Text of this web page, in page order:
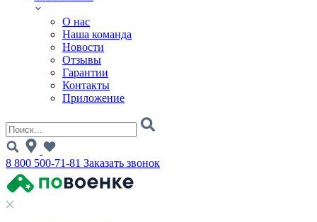
О нас
Наша команда
Новости
Отзывы
Гарантии
Контакты
Приложение
8 800 500-71-81 Заказать звонок